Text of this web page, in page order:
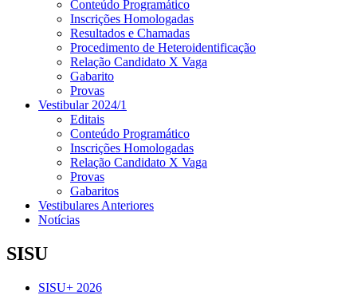
Conteúdo Programático
Inscrições Homologadas
Resultados e Chamadas
Procedimento de Heteroidentificação
Relação Candidato X Vaga
Gabarito
Provas
Vestibular 2024/1
Editais
Conteúdo Programático
Inscrições Homologadas
Relação Candidato X Vaga
Provas
Gabaritos
Vestibulares Anteriores
Notícias
SISU
SISU+ 2026